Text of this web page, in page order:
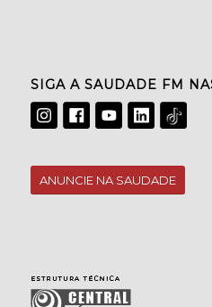
SIGA A SAUDADE FM
ANUNCIE NA SAUDADE